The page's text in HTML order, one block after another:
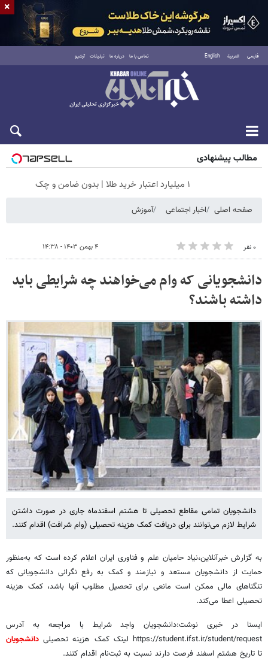
فارسی العربية English تماس با ما درباره ما تبلیغات آرشیو
پنجشنبه ۱۵ مرداد ۱۴۰۵
مطالب پیشنهادی
۱ میلیارد اعتبار خرید طلا | بدون ضامن و چک
صفحه اصلی اخبار اجتماعی آموزش
۰ نفر ۴ بهمن ۱۴۰۳ - ۱۴:۳۸
دانشجویانی که وام می‌خواهند چه شرایطی باید
داشته باشند؟
دانشجویان تمامی مقاطع تحصیلی تا هشتم اسفندماه جاری در صورت داشتن
شرایط لازم می‌توانند برای دریافت کمک هزینه تحصیلی (وام شرافت) اقدام کنند.
به گزارش خبرآنلاین،نیاد حامیان علم و فناوری ایران اعلام کرده است که به‌منظور
حمایت از دانشجویان مستعد و نیازمند و کمک به رفع نگرانی دانشجویانی که
تنگناهای مالی ممکن است مانعی برای تحصیل مطلوب آنها باشد، کمک هزینه
تحصیلی اعطا می‌کند.
ایسنا در خبری نوشت:دانشجویان واجد شرایط با مراجعه به آدرس
https://student.ifst.ir/student/request لینک کمک هزینه تحصیلی
دانشجویان
تا تاریخ هشتم اسفند فرصت دارند نسبت به ثبت‌نام اقدام کنند.
×